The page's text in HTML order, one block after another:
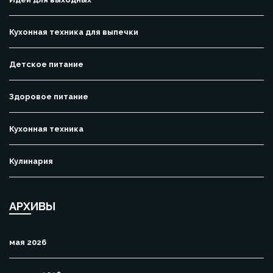
Кухонная техника для выпечки
Детское питание
Здоровое питание
Кухонная техника
Кулинария
АРХИВЫ
мая 2026